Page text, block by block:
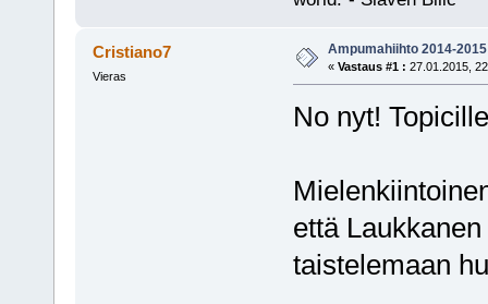
Cristiano7
Vieras
Ampumahiihto 2014-2015
« Vastaus #1 : 27.01.2015,
No nyt!
että
taistelemaan